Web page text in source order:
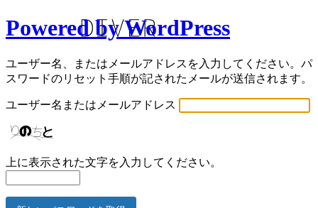
Powered by WordPress
ユーザー名、またはメールアドレスを入力してください。パ
スワードのリセット手順が記されたメールが送信されます。
ユーザー名またはメールアドレス
上に表示された文字を入力してください。